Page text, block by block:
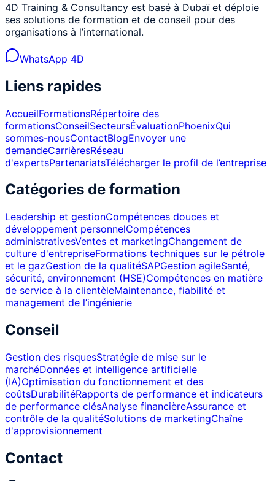
4D Training & Consultancy est basé à Dubaï et déploie
ses solutions de formation et de conseil pour des
organisations à l’international.
WhatsApp 4D
Liens rapides
AccueilFormationsRépertoire des
formationsConseilSecteursÉvaluationPhoenixQui
sommes-nousContactBlogEnvoyer une
demandeCarrièresRéseau
d'expertsPartenariatsTélécharger le profil de l’entreprise
Catégories de formation
Leadership et gestionCompétences douces et
développement personnelCompétences
administrativesVentes et marketingChangement de
culture d'entrepriseFormations techniques sur le pétrole
et le gazGestion de la qualitéSAPGestion agileSanté,
sécurité, environnement (HSE)Compétences en matière
de service à la clientèleMaintenance, fiabilité et
management de l’ingénierie
Conseil
Gestion des risquesStratégie de mise sur le
marchéDonnées et intelligence artificielle
(IA)Optimisation du fonctionnement et des
coûtsDurabilitéRapports de performance et indicateurs
de performance clésAnalyse financièreAssurance et
contrôle de la qualitéSolutions de marketingChaîne
d'approvisionnement
Contact